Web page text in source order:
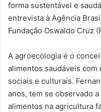
forma sustentável e
entrevista à Agência
Fundação Oswaldo Cruz
A agroecologia é o
alimentos saudáveis
sociais e culturais.
anos, tem se observado
alimentos na agricultura